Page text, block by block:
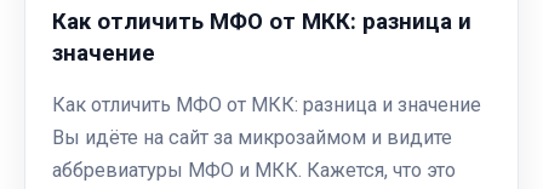
Как отличить МФО от МКК: разница и
значение
Как отличить МФО от МКК: разница и значение
Вы идёте на сайт за микрозаймом и видите
аббревиатуры МФО и МКК. Кажется, что это